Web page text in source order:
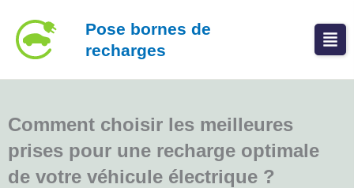
contenu
Pose bornes de
recharges
Comment choisir les meilleures
prises pour une recharge optimale
de votre véhicule électrique ?